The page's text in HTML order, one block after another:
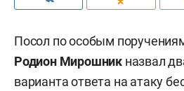
Посол по особым
Родион Мирошник назвал
варианта ответа на атаку